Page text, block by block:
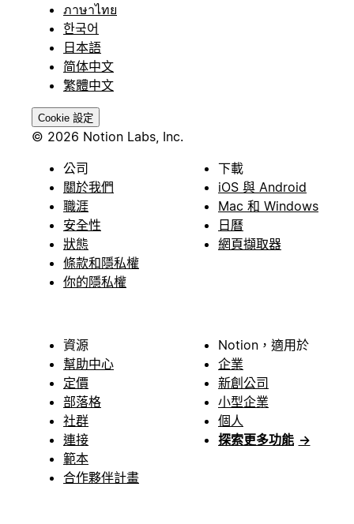
ภาษาไทย
한국어
日本語
简体中文
繁體中文
Cookie 設定
© 2026 Notion Labs, Inc.
公司
關於我們
職涯
安全性
狀態
條款和隱私權
你的隱私權
下載
iOS 與 Android
Mac 和 Windows
日曆
網頁擷取器
資源
幫助中心
定價
部落格
社群
連接
範本
合作夥伴計畫
Notion，適用於
企業
新創公司
小型企業
個人
探索更多功能 →